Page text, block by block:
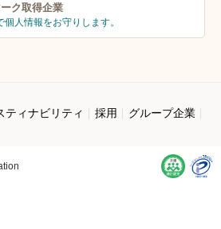
ク取得企業
個人情報をお守りします。
ティナビリティ 採用
グループ企業